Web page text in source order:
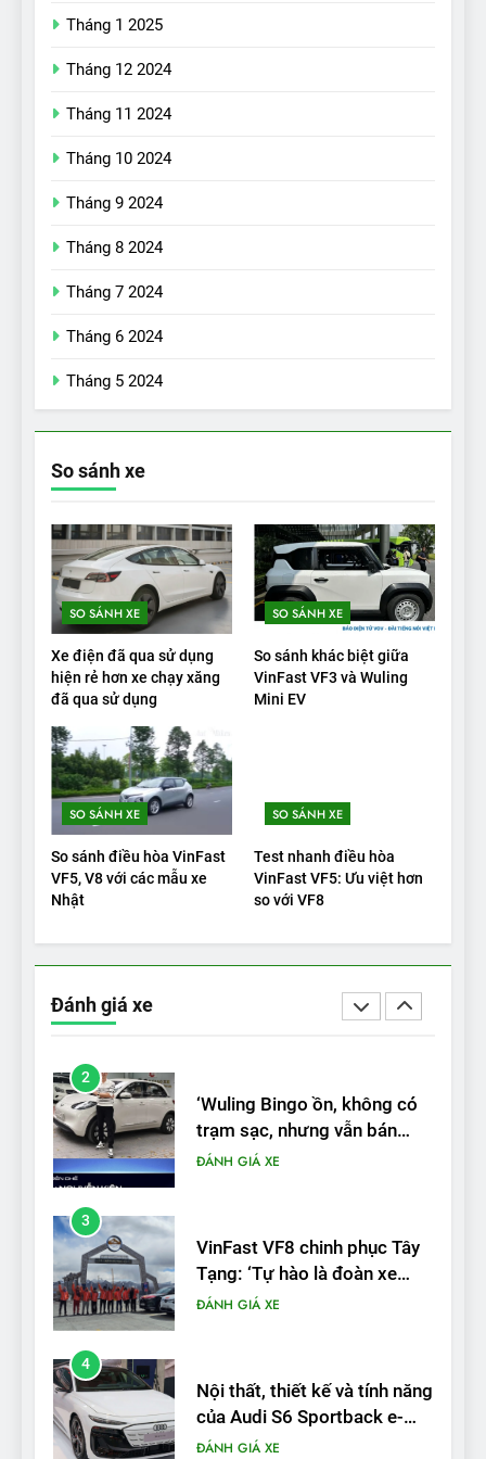
Tháng 1 2025
Tháng 12 2024
Tháng 11 2024
Tháng 10 2024
Tháng 9 2024
Tháng 8 2024
Tháng 7 2024
Tháng 6 2024
Tháng 5 2024
So sánh xe
SO SÁNH XE
Xe điện đã qua sử dụng
hiện rẻ hơn xe chạy xăng
đã qua sử dụng
SO SÁNH XE
So sánh khác biệt giữa
VinFast VF3 và Wuling
Mini EV
SO SÁNH XE
So sánh điều hòa VinFast
VF5, V8 với các mẫu xe
Nhật
SO SÁNH XE
Test nhanh điều hòa
VinFast VF5: Ưu việt hơn
so với VF8
Đánh giá xe
chỉ có trên VinFast VF8
VinFast VF9 có gì để cạnh
tranh với các xe xăng cùng
tầm giá?
ĐÁNH GIÁ XE
20
Đánh giá: Người đam mê xe
điện Hyundai Ioniq 5 N 2025
1
Xe tốt nhất để mua năm
2025: Green Car Reports
nêu tên 5 người vào chung
kết – Mỹ
ĐÁNH GIÁ XE
‘Wuling Bingo ồn, không có
trạm sạc, nhưng vẫn bán
3
VinFast VF8 chinh phục Tây
Tạng: ‘Tự hào là đoàn xe
điện Việt Nam đầu tiên lăn
ĐÁNH GIÁ XE
4
Nội thất, thiết kế và tính năng
của Audi S6 Sportback e-
tron
ĐÁNH GIÁ XE
5
VinFast VF8 đạt 4 sao trong
thử nghiệm an toàn NHTSA
tại Mỹ
ĐÁNH GIÁ XE